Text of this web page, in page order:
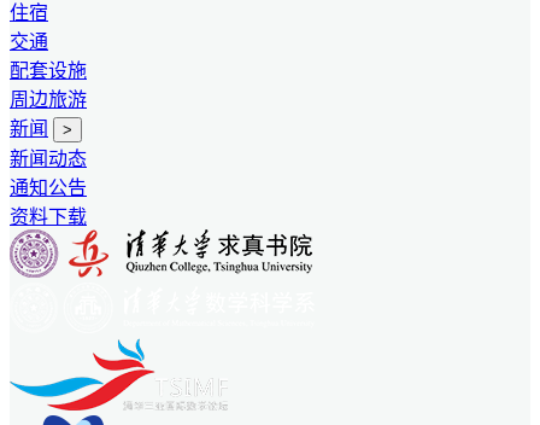
住宿
交通
配套设施
周边旅游
新闻
>
新闻动态
通知公告
资料下载